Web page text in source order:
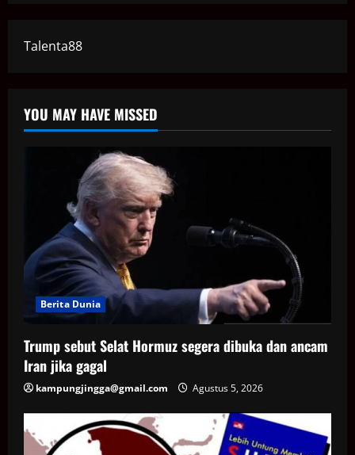
Talenta88
YOU MAY HAVE MISSED
Berita Dunia
Trump sebut Selat Hormuz segera dibuka dan ancam
Iran jika gagal
kampungjingga@gmail.com Agustus 5, 2026